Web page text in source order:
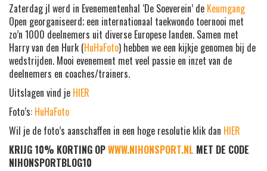
Zaterdag jl werd in Evenementenhal ‘De Soeverein’ de Keumgang
Open georganiseerd; een internationaal taekwondo toernooi met
zo’n 1000 deelnemers uit diverse Europese landen. Samen met
Harry van den Hurk (HuHaFoto) hebben we een kijkje genomen bij de
wedstrijden. Mooi evenement met veel passie en inzet van de
deelnemers en coaches/trainers.
Uitslagen vind je HIER
Foto’s: HuHaFoto
Wil je de foto’s aanschaffen in een hoge resolutie klik dan HIER
KRIJG 10% KORTING OPWWW.NIHONSPORT.NL MET DE CODE
NIHONSPORTBLOG10